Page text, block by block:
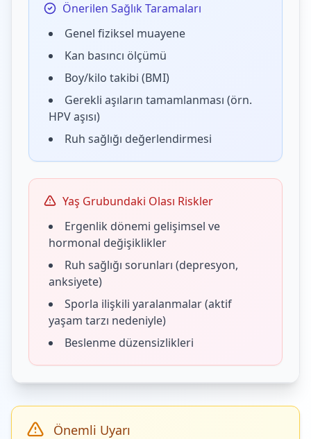
Önerilen Sağlık Taramaları
Genel fiziksel muayene
Kan basıncı ölçümü
Boy/kilo takibi (BMI)
Gerekli aşıların tamamlanması (örn.
HPV aşısı)
Ruh sağlığı değerlendirmesi
Yaş Grubundaki Olası Riskler
Ergenlik dönemi gelişimsel ve
hormonal değişiklikler
Ruh sağlığı sorunları (depresyon,
anksiyete)
Sporla ilişkili yaralanmalar (aktif
yaşam tarzı nedeniyle)
Beslenme düzensizlikleri
Önemli Uyarı